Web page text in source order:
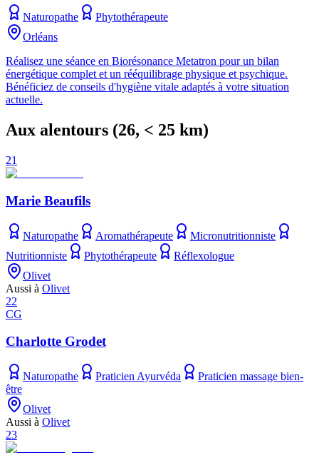
Naturopathe
Phytothérapeute
Orléans
Réalisez une séance en Biorésonance Metatron pour un bilan
énergétique complet et un rééquilibrage physique et psychique.
Bénéficiez de conseils d'hygiène vitale adaptés à votre situation
actuelle.
Aux alentours (26, < 25 km)
21
Marie Beaufils
Naturopathe Aromathérapeute
Micronutritionniste
Nutritionniste
Phytothérapeute
Réflexologue
Olivet
Aussi à Olivet
22
CG
Charlotte Grodet
Naturopathe Praticien Ayurvéda
Praticien massage bien-
être
Olivet
Aussi à Olivet
23